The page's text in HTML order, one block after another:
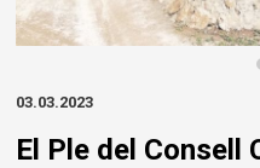
03.03.2023
El Ple del Consell